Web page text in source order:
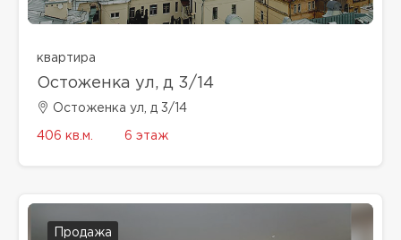
квартира
Остоженка ул, д 3/14
Остоженка ул, д 3/14
406 кв.м. 6 этаж
Продажа